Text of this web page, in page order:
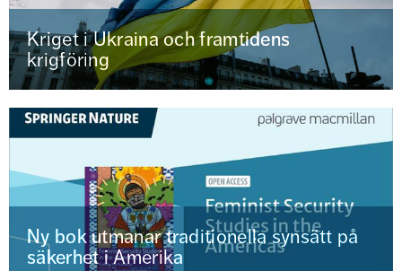
Kriget i Ukraina och framtidens
krigföring
Ny bok utmanar traditionella synsätt på
säkerhet i Amerika